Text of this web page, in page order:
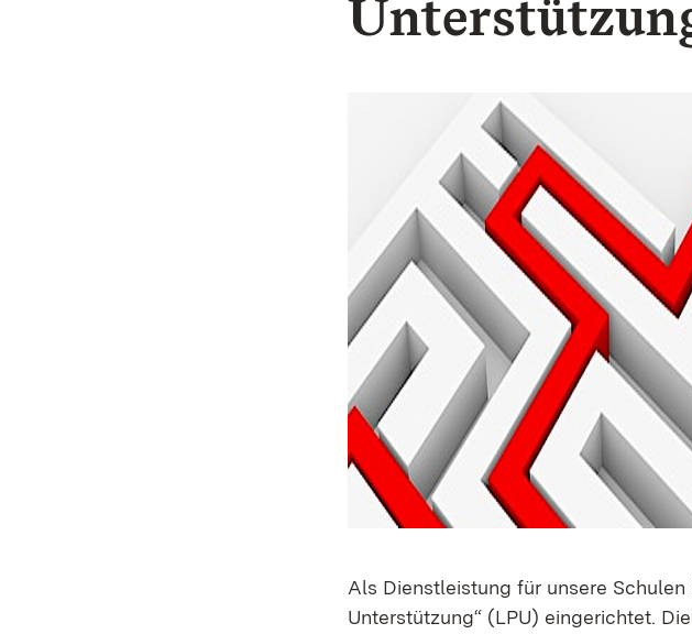
Als Dienstleistung für unsere
Unterstützung“ (LPU) eingerichtet.